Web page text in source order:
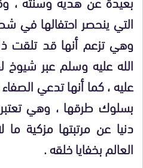
التي ينحصر احتفالها في
وهي تزعم أنها قد
الله عليه وسلم عبر شيوخ
عليه ، كما أنها تدعي
بسلوك طرقها ، وهي
دنيا عن مرتبتها مزكية ما
العالم بخفايا خلقه .